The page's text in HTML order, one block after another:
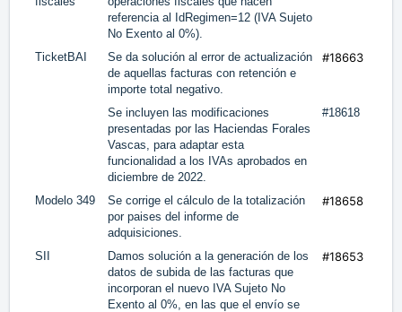
referencia al IdRegimen=12 (IVA Sujeto
No Exento al 0%).
TicketBAI
Se da solución al error de actualización
de aquellas facturas con retención e
importe total negativo.
#18663
Se incluyen las modificaciones
presentadas por las Haciendas Forales
Vascas, para adaptar esta
funcionalidad a los IVAs aprobados en
diciembre de 2022.
#18618
Modelo 349
Se corrige el cálculo de la totalización
por paises del informe de
adquisiciones.
#18658
SII
Damos solución a la generación de los
datos de subida de las facturas que
incorporan el nuevo IVA Sujeto No
Exento al 0%, en las que el envío se
#18653